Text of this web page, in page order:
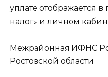
уплате отображается
налог» и личном
Межрайонная ИФНС
Ростовской области